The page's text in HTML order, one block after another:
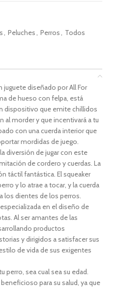
, Peluches, Perros, Todos
juguete diseñado por All For
de hueso con felpa, está
dispositivo que emite chillidos
al morder y que incentivará a tu
con una cuerda interior que
mordidas de juego.
diversión de jugar con este
de cordero y cuerdas. La
táctil fantástica. El squeaker
y lo atrae a tocar, y la cuerda
los dientes de los perros.
en el diseño de
Al ser amantes de las
productos
y dirigidos a satisfacer sus
de vida de sus exigentes
perro, sea cual sea su edad.
para su salud, ya que